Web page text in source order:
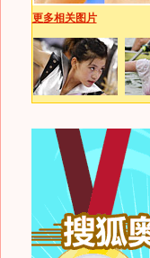
更多相关图片